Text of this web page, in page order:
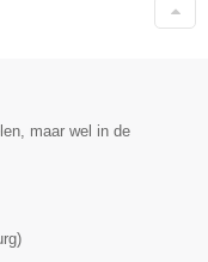
maar wel in de
)